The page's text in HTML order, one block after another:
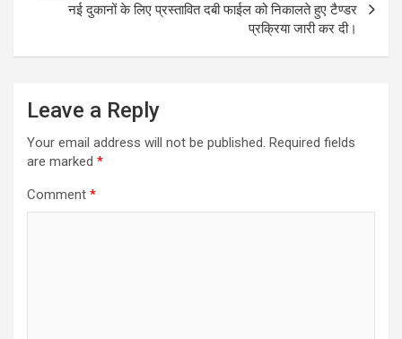
नई दुकानों के लिए प्रस्तावित दबी फाईल को निकालते हुए टैण्डर
प्रक्रिया जारी कर दी।
Leave a Reply
Your email address will not be published. Required fields
are marked *
Comment *